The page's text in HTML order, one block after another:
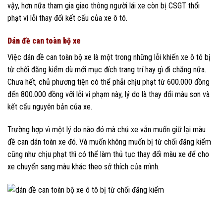
vậy, hơn nữa tham gia giao thông người lái xe còn bị CSGT thổi
phạt vì lỗi thay đổi kết cấu của xe ô tô.
Dán đề can toàn bộ xe
Việc dán đề can toàn bộ xe là một trong những lỗi khiến xe ô tô bị
từ chối đăng kiểm dù mới mục đích trang trí hay gì đi chăng nữa.
Chưa hết, chủ phương tiện có thể phải chịu phạt từ 600.000 đồng
đến 800.000 đồng vỡi lỗi vi phạm này, lý do là thay đổi màu sơn và
kết cấu nguyên bản của xe.
Trường hợp vì một lý do nào đó mà chủ xe vẫn muốn giữ lại màu
đề can dán toàn xe đó. Và muốn không muốn bị từ chối đăng kiểm
cũng như chịu phạt thì có thể làm thủ tục thay đổi màu xe để cho
xe chuyển sang màu khác theo sở thích của mình.